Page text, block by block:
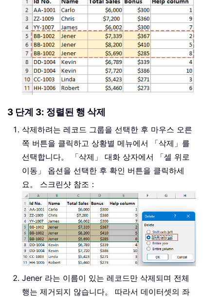
3 단계 3: 정렬된 행 삭제
삭제하려는 레코드 그룹을 선택한 후 마우스 오른
쪽 버튼을 클릭하고 상황별 메뉴에서 「삭제」를
선택합니다。 「삭제」 대화 상자에서 「셀 위로
이동」 옵션을 선택한 후 확인 버튼을 클릭하세
요。 스크린샷 참조：
Jener 라는 이름이 있는 레코드만 삭제되며 전체
행는 제거되지 않습니다。 따라서 데이터셋의 좌